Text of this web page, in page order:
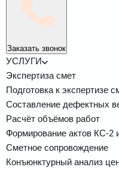
Заказать звонок
УСЛУГИ
Экспертиза смет
Подготовка к экспертизе
Составление дефектных
Расчёт объёмов работ
Формирование актов КС-2
Сметное сопровождение
Конъюнктурный анализ